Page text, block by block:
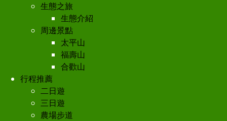
生態之旅
生態介紹
周邊景點
太平山
福壽山
合歡山
行程推薦
二日遊
三日遊
農場步道